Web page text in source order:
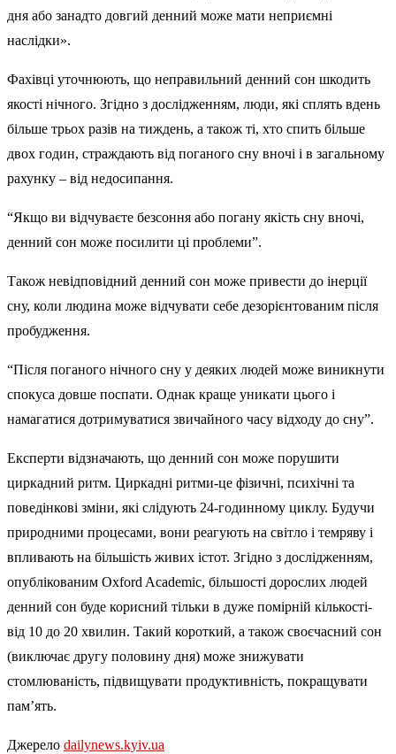
дня або занадто довгий денний може мати неприємні
наслідки».
Фахівці уточнюють, що неправильний денний сон шкодить
якості нічного. Згідно з дослідженням, люди, які сплять вдень
більше трьох разів на тиждень, а також ті, хто спить більше
двох годин, страждають від поганого сну вночі і в загальному
рахунку – від недосипання.
“Якщо ви відчуваєте безсоння або погану якість сну вночі,
денний сон може посилити ці проблеми”.
Також невідповідний денний сон може привести до інерції
сну, коли людина може відчувати себе дезорієнтованим після
пробудження.
“Після поганого нічного сну у деяких людей може виникнути
спокуса довше поспати. Однак краще уникати цього і
намагатися дотримуватися звичайного часу відходу до сну”.
Експерти відзначають, що денний сон може порушити
циркадний ритм. Циркадні ритми-це фізичні, психічні та
поведінкові зміни, які слідують 24-годинному циклу. Будучи
природними процесами, вони реагують на світло і темряву і
впливають на більшість живих істот. Згідно з дослідженням,
опублікованим Oxford Academic, більшості дорослих людей
денний сон буде корисний тільки в дуже помірній кількості-
від 10 до 20 хвилин. Такий короткий, а також своєчасний сон
(виключає другу половину дня) може знижувати
стомлюваність, підвищувати продуктивність, покращувати
пам’ять.
Джерело dailynews.kyiv.ua